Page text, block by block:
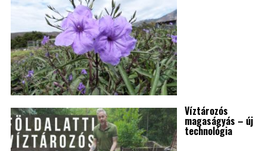
Víztározós
magaságyás – új
technológia